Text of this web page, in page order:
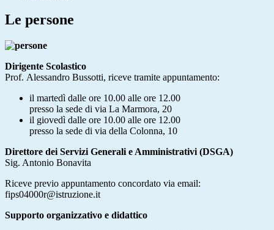
Le persone
Dirigente Scolastico
Prof. Alessandro Bussotti, riceve tramite appuntamento:
il martedì dalle ore 10.00 alle ore 12.00
presso la sede di via La Marmora, 20
il giovedì dalle ore 10.00 alle ore 12.00
presso la sede di via della Colonna, 10
Direttore dei Servizi Generali e Amministrativi (DSGA)
Sig. Antonio Bonavita
Riceve previo appuntamento concordato via email:
fips04000r@istruzione.it
Supporto organizzativo e didattico